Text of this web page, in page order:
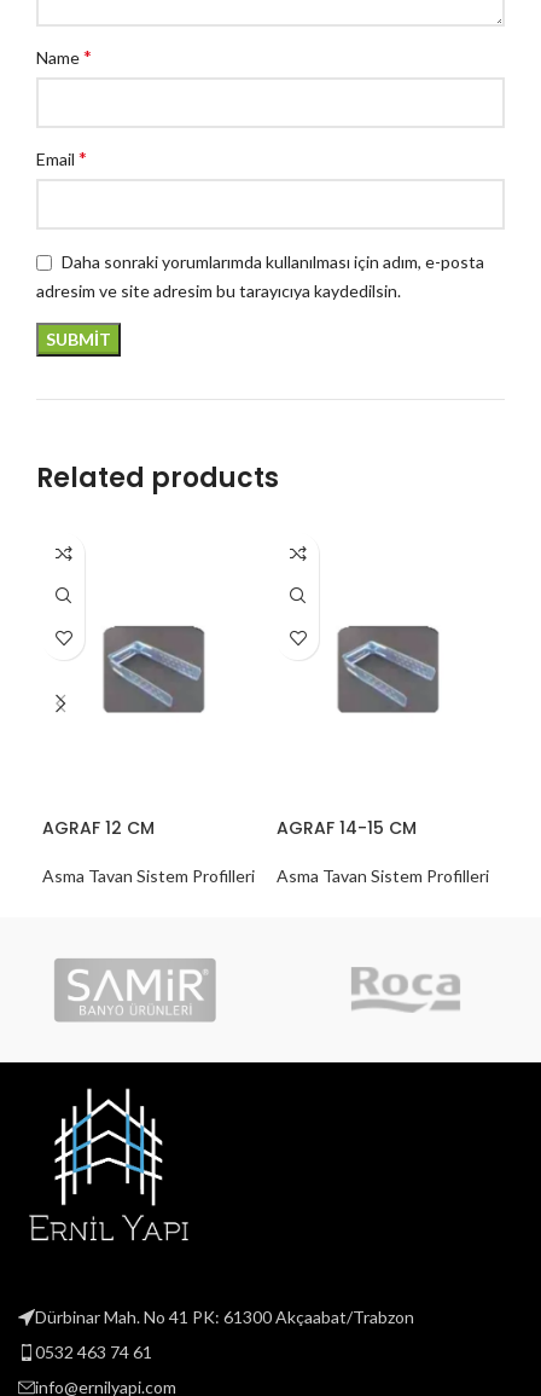
Name*
Email *
Daha sonraki yorumlarımda kullanılması için adım, e-posta
adresim ve site adresim bu tarayıcıya kaydedilsin.
Related products
AGRAF 12 CM
Asma Tavan Sistem Profilleri
AGRAF 14-15 CM
Asma Tavan Sistem Profilleri
Dürbinar Mah. No 41 PK: 61300 Akçaabat/Trabzon
0532 463 74 61
info@ernilyapi.com